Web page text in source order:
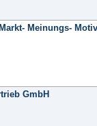
Meinungs-
GmbH